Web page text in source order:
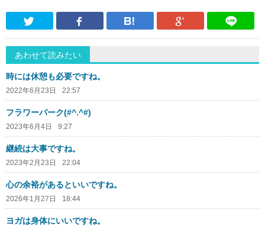
Twitter Facebook はてなブックマーク
Google
あわせて読みたい
時には休憩も必要ですね。
2022年6月23日 22:57
フラワーパーク(#^.^#)
2023年6月4日 9:27
継続は大事ですね。
2023年2月23日 22:04
心の余裕があるといいですね。
2026年1月27日 18:44
ヨガは身体にいいですね。